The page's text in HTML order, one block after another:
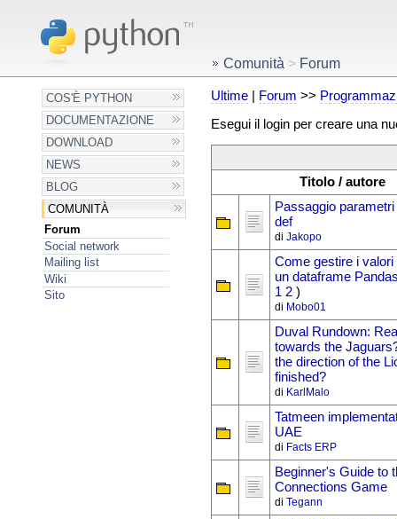
COS'È PYTHON
DOCUMENTAZIONE
DOWNLOAD
NEWS
BLOG
COMUNITÀ
Forum
Social network
Mailing list
Wiki
Sito
Comunità > Forum
Ultime| Forum >>
Esegui il login per creare una
Titolo / autore
Passaggio
def
di Jakopo
Come gestire i valori
un dataframe
1 2)
di Mobo01
Duval Rundown:
towards the
the direction of the
finished?
di KarlMalo
Tatmeen
UAE
di Facts ERP
Beginner's Guide to
Connections Game
di Tegann